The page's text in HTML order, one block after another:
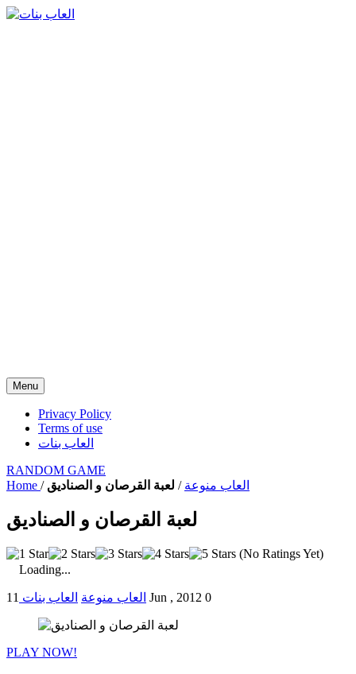
Menu
Privacy Policy
Terms of use
العاب بنات
RANDOM GAME
Home / العاب منوعة / لعبة القرصان و الصناديق
لعبة القرصان و الصناديق
(No Ratings Yet)
Loading...
العاب منوعة العاب بنات 11 Jun , 2012 0
PLAY NOW!